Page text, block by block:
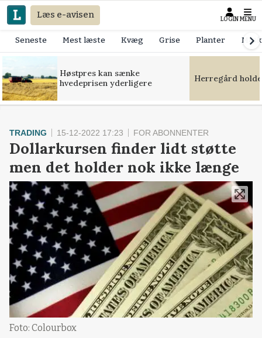
Læs e-avisen LOGIN MENU
Seneste Mest læste Kvæg Grise Planter
Høstpres kan sænke
hvedeprisen yderligere
Herregård
TRADING 15-12-2022 17:23 FOR ABONNENTER
Dollarkursen finder lidt støtte
men det holder nok ikke længe
Foto: Colourbox